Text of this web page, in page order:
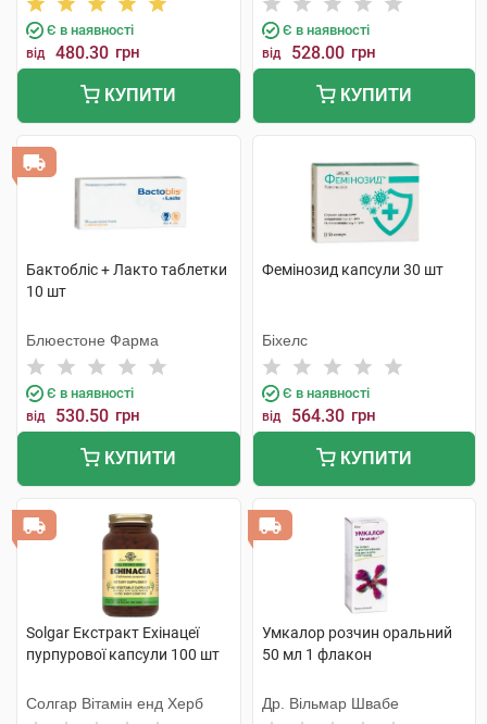
Є в наявності
від 480.30 грн
КУПИТИ
Є в наявності
від 528.00 грн
КУПИТИ
Бактобліс + Лакто таблетки
10 шт
Блюестоне Фарма
Є в наявності
від 530.50 грн
КУПИТИ
Фемінозид капсули 30 шт
Біхелс
Є в наявності
від 564.30 грн
КУПИТИ
Solgar Екстракт Ехінацеї
пурпурової капсули 100 шт
Солгар Вітамін енд Херб
Умкалор розчин оральний
50 мл 1 флакон
Др. Вільмар Швабе